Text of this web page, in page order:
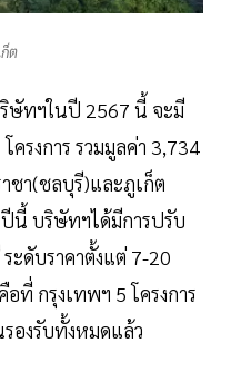
ต
ษัทฯในปี 2567 นี้ จะมี
ครงการ รวมมูลค่า 3,734
ชา(ชลบุรี)และภูเก็ต
นี้ บริษัทฯได้มีการปรับ
ดับราคาตั้งแต่ 7-20
ที่ กรุงเทพฯ 5 โครงการ
องรับทั้งหมดแล้ว